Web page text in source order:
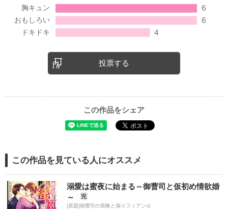
投票する
この作品をシェア
この作品を見ている人にオススメ
溺愛は蜜夜に始まる～御曹司と仮初め情欲婚
～
完
[原題]御曹司の策略と偽りフィアンセ